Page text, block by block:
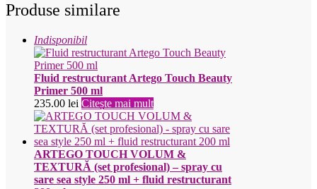
Produse similare
Indisponibil
Fluid restructurant Artego Touch Beauty
Primer 500 ml
235.00 lei Citește mai mult
ARTEGO TOUCH VOLUM &
TEXTURĂ (set profesional) – spray cu
sare sea style 250 ml + fluid restructurant